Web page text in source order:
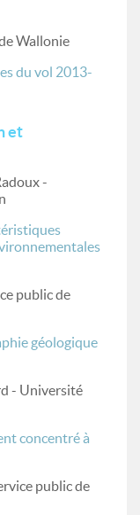
Wallonie
du vol 2013-
et
-
public de
géologique
- Université
concentré à
public de